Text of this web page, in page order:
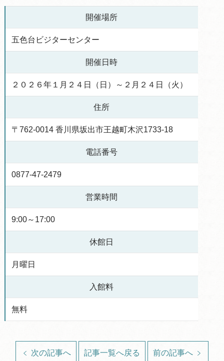
開催場所
五色台ビジターセンター
開催日時
２０２６年１月２４日（日）～２月２４日（火）
住所
〒762-0014 香川県坂出市王越町木沢1733-18
電話番号
0877-47-2479
営業時間
9:00～17:00
休館日
月曜日
入館料
無料
次の記事へ 記事一覧へ戻る 前の記事へ